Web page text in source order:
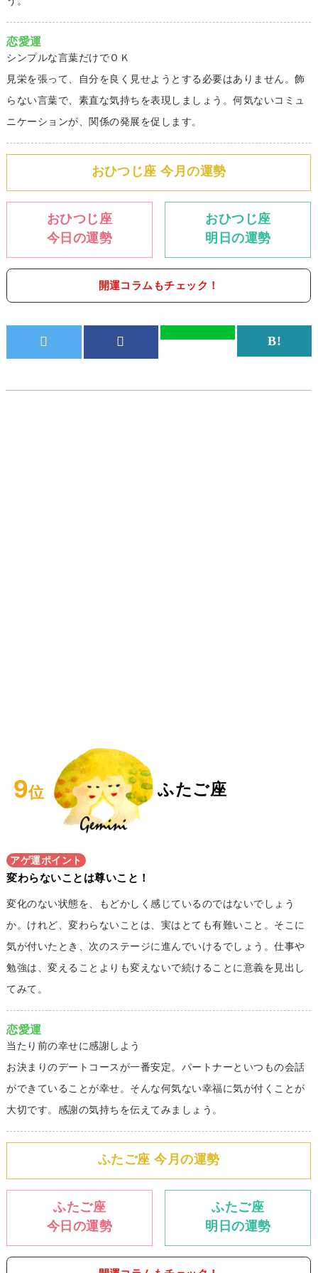
恋愛運
シンプルな言葉だけでＯＫ
見栄を張って、自分を良く見せようとする必要はありません。飾
らない言葉で、素直な気持ちを表現しましょう。何気ないコミュ
ニケーションが、関係の発展を促します。
おひつじ座 今月の運勢
おひつじ座
今日の運勢
おひつじ座
明日の運勢
開運コラムもチェック！
9位 ふたご座
アゲ運ポイント
変わらないことは尊いこと！
変化のない状態を、もどかしく感じているのではないでしょう
か。けれど、変わらないことは、実はとても有難いこと。そこに
気が付いたとき、次のステージに進んでいけるでしょう。仕事や
勉強は、変えることよりも変えないで続けることに意義を見出し
てみて。
恋愛運
当たり前の幸せに感謝しよう
お決まりのデートコースが一番安定。パートナーといつもの会話
ができていることが幸せ。そんな何気ない幸福に気が付くことが
大切です。感謝の気持ちを伝えてみましょう。
ふたご座 今月の運勢
ふたご座
今日の運勢
ふたご座
明日の運勢